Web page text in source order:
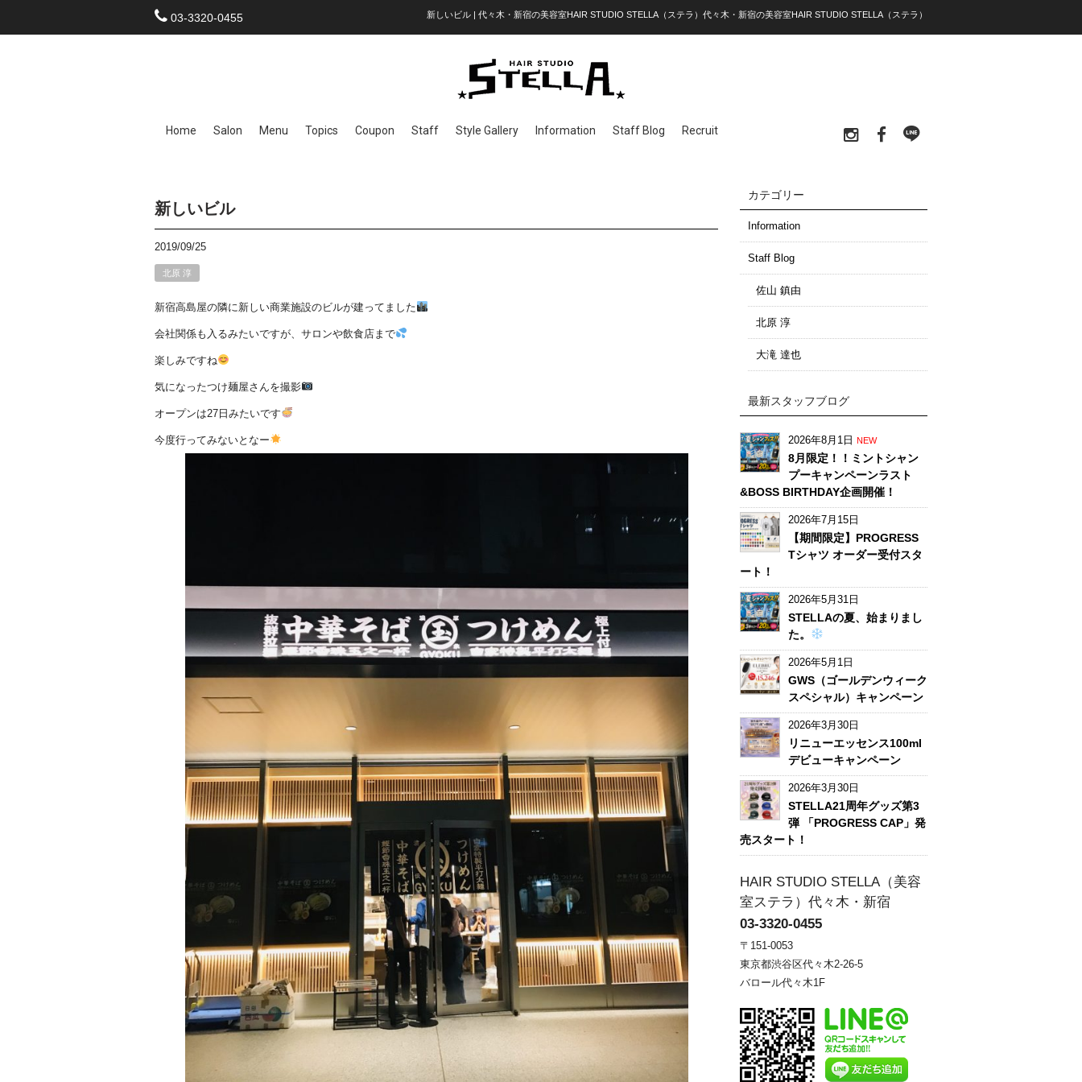
03-3320-0455 新しいビル | 代々木・新宿の美容室HAIR STUDIO STELLA（ステラ）代々木・新宿の美容室HAIR STUDIO STELLA（ステラ）
Home Salon Menu Topics Coupon Staff Style Gallery Information Staff Blog Recruit
新しいビル
2019/09/25
北原 淳
新宿高島屋の隣に新しい商業施設のビルが建ってました
会社関係も入るみたいですが、サロンや飲食店まで
楽しみですね
気になったつけ麺屋さんを撮影
オープンは27日みたいです
今度行ってみないとなー
カテゴリー
Information
Staff Blog
佐山 鎮由
北原 淳
大滝 達也
最新スタッフブログ
2026年8月1日 NEW
8月限定！！ミントシャン
プーキャンペーンラスト
&BOSS BIRTHDAY企画開催！
2026年7月15日
【期間限定】PROGRESS
Tシャツ オーダー受付スタ
ート！
2026年5月31日
STELLAの夏、始まりまし
た。
2026年5月1日
GWS（ゴールデンウィーク
スペシャル）キャンペーン
2026年3月30日
リニューエッセンス100ml
デビューキャンペーン
2026年3月30日
STELLA21周年グッズ第3
弾 「PROGRESS CAP」発
売スタート！
HAIR STUDIO STELLA（美容
室ステラ）代々木・新宿
03-3320-0455
〒151-0053
東京都渋谷区代々木2-26-5
バロール代々木1F